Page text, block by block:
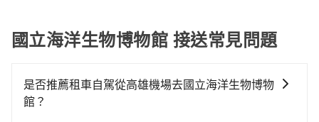
國立海洋生物博物館 接送常見問題
是否推薦租車自駕從高雄機場去國立海洋生物博物
館？